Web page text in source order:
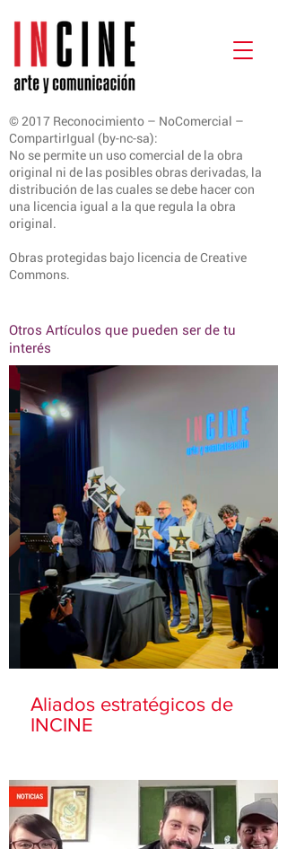
© 2017 Reconocimiento – NoComercial –
CompartirIgual (by-nc-sa):
No se permite un uso comercial de la obra
original ni de las posibles obras derivadas, la
distribución de las cuales se debe hacer con
una licencia igual a la que regula la obra
original.
Obras protegidas bajo licencia de Creative
Commons.
Otros Artículos que pueden ser de tu
interés
Aliados estratégicos de
INCINE